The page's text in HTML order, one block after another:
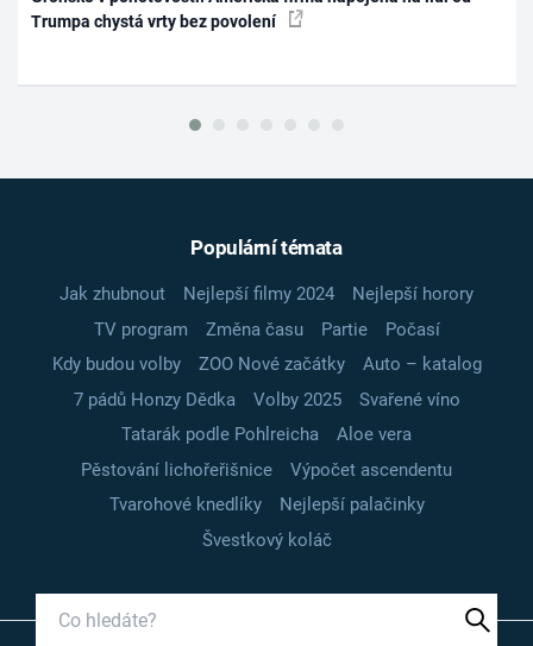
Trumpa chystá vrty bez povolení
Populární témata
Jak zhubnout Nejlepší filmy 2024
Nejlepší horory
TV program
Změna času Partie
Počasí
Kdy budou volby
ZOO Nové začátky
Auto – katalog
7 pádů Honzy Dědka
Volby 2025
Svařené víno
Tatarák podle Pohlreicha
Aloe vera
Pěstování lichořeřišnice
Výpočet ascendentu
Tvarohové knedlíky
Nejlepší palačinky
Švestkový koláč